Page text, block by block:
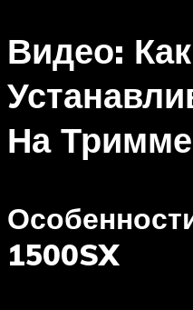
Видео: Как
На
1500SX